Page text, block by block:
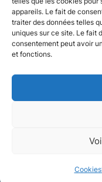
appareils. Le fait de
traiter des données telles
uniques sur ce site. Le fait
consentement peut avoir
et fonctions.
Cookies
Conception et